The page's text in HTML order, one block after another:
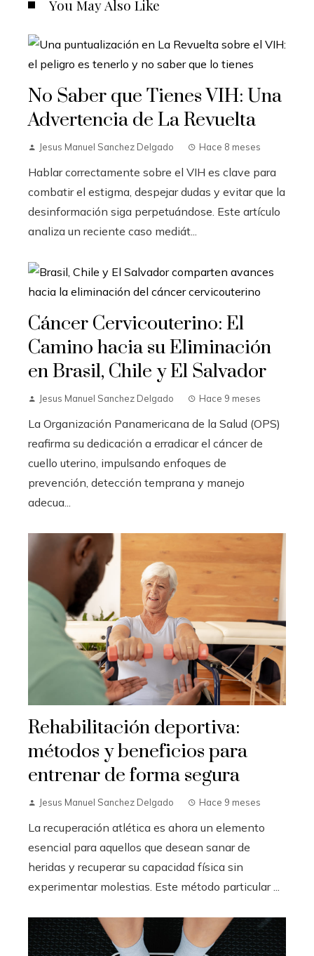
You May Also Like
No Saber que Tienes VIH: Una
Advertencia de La Revuelta
Jesus Manuel Sanchez Delgado Hace 8 meses
Hablar correctamente sobre el VIH es clave para
combatir el estigma, despejar dudas y evitar que la
desinformación siga perpetuándose. Este artículo
analiza un reciente caso mediát...
Cáncer Cervicouterino: El
Camino hacia su Eliminación
en Brasil, Chile y El Salvador
Jesus Manuel Sanchez Delgado Hace 9 meses
La Organización Panamericana de la Salud (OPS)
reafirma su dedicación a erradicar el cáncer de
cuello uterino, impulsando enfoques de
prevención, detección temprana y manejo
adecua...
Rehabilitación deportiva:
métodos y beneficios para
entrenar de forma segura
Jesus Manuel Sanchez Delgado Hace 9 meses
La recuperación atlética es ahora un elemento
esencial para aquellos que desean sanar de
heridas y recuperar su capacidad física sin
experimentar molestias. Este método particular ...